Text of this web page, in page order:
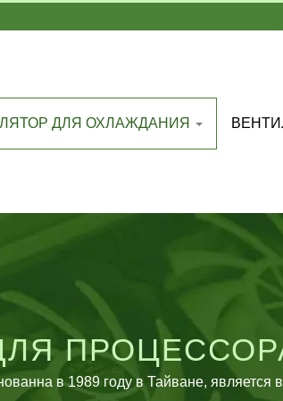
ДЛЯ ОХЛАЖДАНИЯ
в 1989 году в Тайване,